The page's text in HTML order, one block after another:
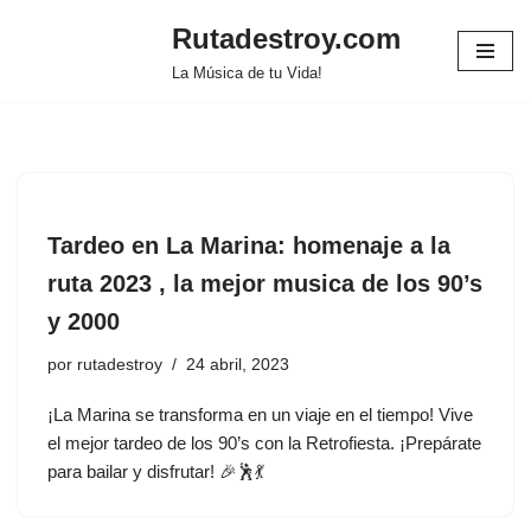
Rutadestroy.com
La Música de tu Vida!
Tardeo en La Marina: homenaje a la
ruta 2023 , la mejor musica de los 90’s
y 2000
por rutadestroy 24 abril, 2023
¡La Marina se transforma en un viaje en el tiempo! Vive
el mejor tardeo de los 90’s con la Retrofiesta. ¡Prepárate
para bailar y disfrutar! 🎉🕺💃